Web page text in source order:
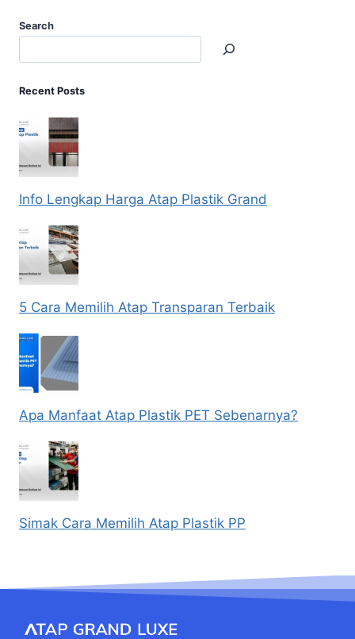
Search
Recent Posts
Info Lengkap Harga Atap Plastik Grand
5 Cara Memilih Atap Transparan Terbaik
Apa Manfaat Atap Plastik PET Sebenarnya?
Simak Cara Memilih Atap Plastik PP